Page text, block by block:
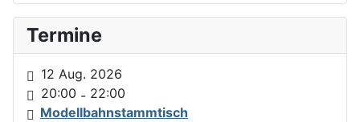
Termine
12 Aug. 2026
20:00 - 22:00
Modellbahnstammtisch